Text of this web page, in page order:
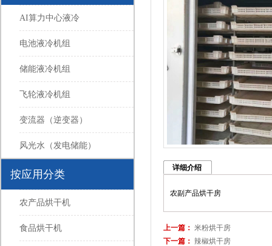
AI算力中心液冷
电池液冷机组
储能液冷机组
飞轮液冷机组
变流器（逆变器）
风光水（发电储能）
按应用分类
农产品烘干机
食品烘干机
详细介绍
农副产品烘干房
上一篇： 米粉烘干房
下一篇： 辣椒烘干房